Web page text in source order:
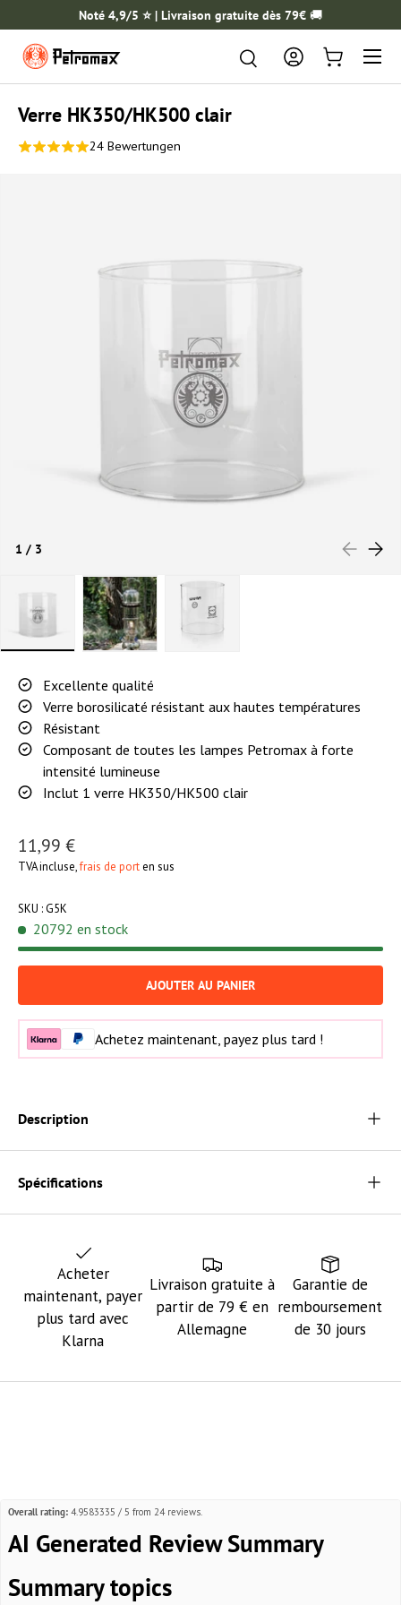
ALLER AU CONTENU
Noté 4,9/5 ⭐️ | Livraison gratuite dès 79€ 🚚
Rechercher
RechercherSe connecter
Panier
Menu
Verre HK350/HK500 clair
24 Bewertungen
PRÉCÉDENT
1 / de
3
Excellente qualité
Verre borosilicaté résistant aux hautes températures
Résistant
Composant de toutes les lampes Petromax à forte
intensité lumineuse
Inclut 1 verre HK350/HK500 clair
11,99 €
TVA incluse,frais de porten sus
SKU :G5K
20792 en stock
AJOUTER AU PANIER
Achetez maintenant, payez plus tard !
Description
Spécifications
Acheter
maintenant, payer
plus tard avec
Klarna
Livraison gratuite à
partir de 79 € en
Allemagne
Garantie de
remboursement
de 30 jours
Overall rating: 4.9583335 / 5 from 24 reviews.
AI Generated Review Summary
Summary topics